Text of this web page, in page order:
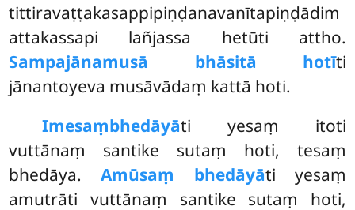
tittiravaṭṭakasappipiṇḍanavanītapiṇḍādim
attakassapi lañjassa hetūti attho.
Sampajānamusā bhāsitā hotīti
jānantoyeva musāvādaṃ kattā hoti.
Imesaṃbhedāyāti yesaṃ itoti
vuttānaṃ santike sutaṃ hoti, tesaṃ
bhedāya.Amūsaṃ bhedāyāti yesaṃ
amutrāti vuttānaṃ santike sutaṃ hoti,